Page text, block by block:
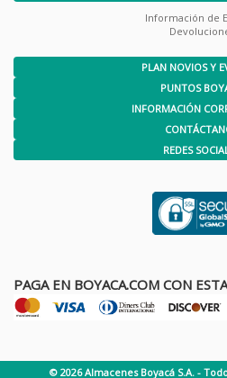
Información de
PLAN NOVIOS Y
PUNTOS
INFORMACIÓN
REDES
PAGA EN BOYACA.COM CON
© 2026 Almacenes Boyacá S.A. -